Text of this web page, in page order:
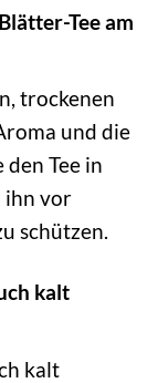
Tee am
trockenen
und die
Tee in
ihn vor
schützen.
kalt
kalt